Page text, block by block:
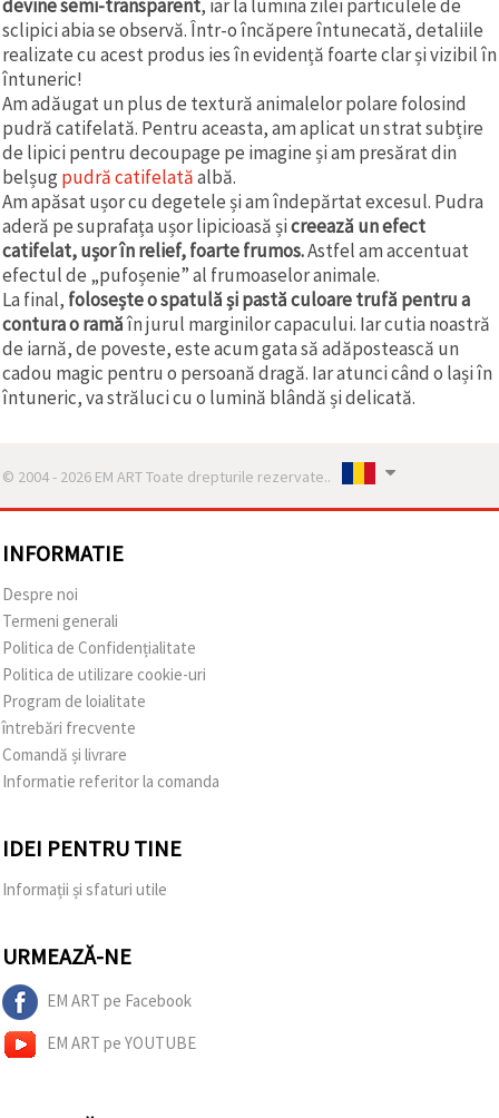
devine semi-transparent, iar la lumina zilei particulele de
sclipici abia se observă. Într-o încăpere întunecată, detaliile
realizate cu acest produs ies în evidență foarte clar și vizibil în
întuneric!
Am adăugat un plus de textură animalelor polare folosind
pudră catifelată. Pentru aceasta, am aplicat un strat subțire
de lipici pentru decoupage pe imagine și am presărat din
belșug pudră catifelatăalbă.
Am apăsat ușor cu degetele și am îndepărtat excesul. Pudra
aderă pe suprafața ușor lipicioasă șicreează un efect
catifelat, ușor în relief, foarte frumos.Astfel am accentuat
efectul de „pufoșenie” al frumoaselor animale.
La final, folosește o spatulă și pastă culoare trufă pentru a
contura o ramăîn jurul marginilor capacului. Iar cutia noastră
de iarnă, de poveste, este acum gata să adăpostească un
cadou magic pentru o persoană dragă. Iar atunci când o lași în
întuneric, va străluci cu o lumină blândă și delicată.
© 2004 - 2026 EM ART Toate drepturile rezervate..
INFORMATIE
Despre noi
Termeni generali
Politica de Confidențialitate
Politica de utilizare cookie-uri
Program de loialitate
întrebări frecvente
Comandă și livrare
Informatie referitor la comanda
IDEI PENTRU TINE
Informații și sfaturi utile
URMEAZĂ-NE
EM ART pe Facebook
EM ART pe YOUTUBE